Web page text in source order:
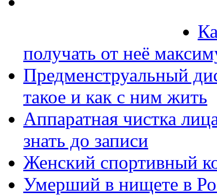
получать от неё
Предменструальный
такое и как с ним жить
Аппаратная чистка
знать до записи
Женский спортивный
Умерший в нищете в